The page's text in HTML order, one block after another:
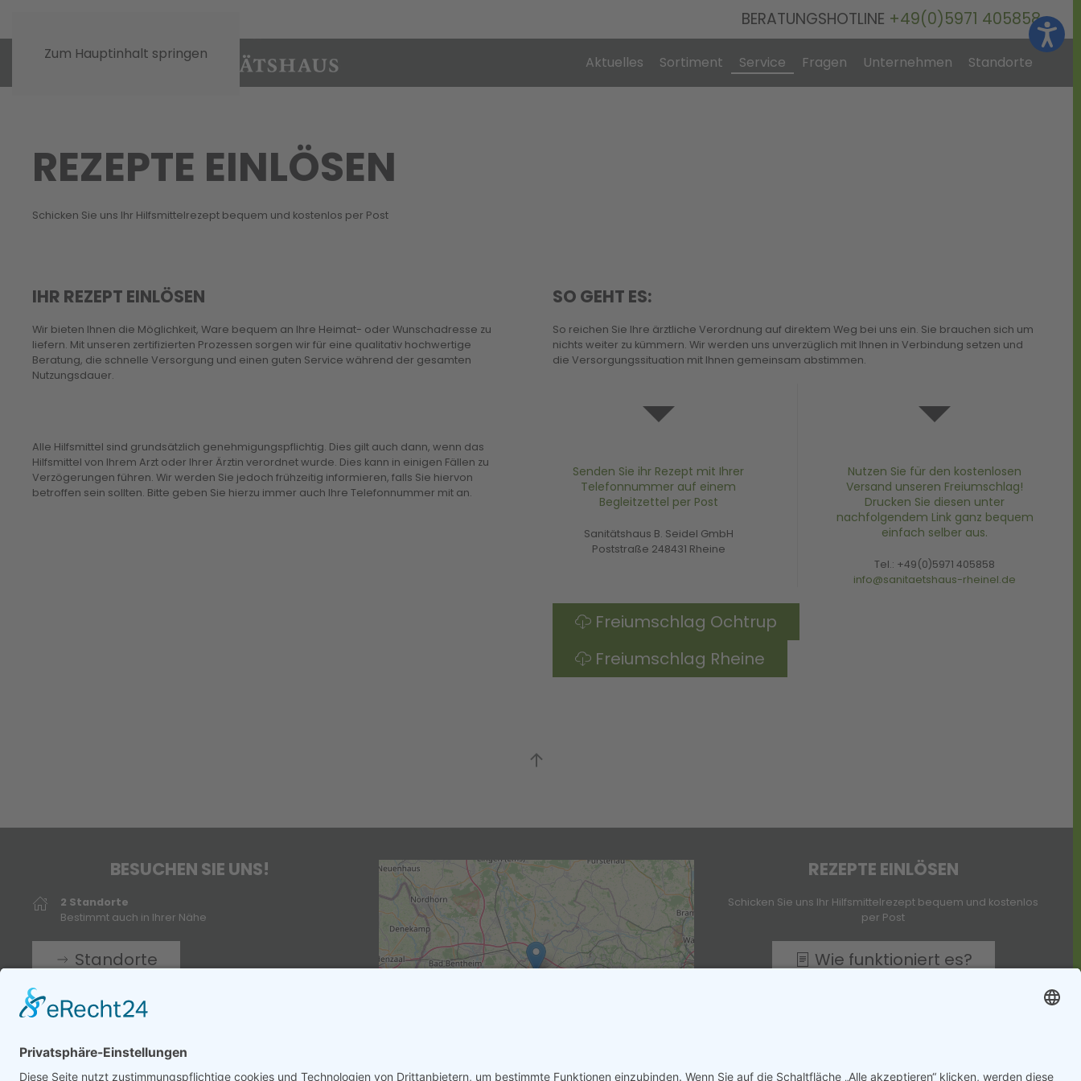
Zum Hauptinhalt springen
BERATUNGSHOTLINE +49(0)5971 405858
Aktuelles Sortiment Service Fragen Unternehmen Standorte
REZEPTE EINLÖSEN
Schicken Sie uns Ihr Hilfsmittelrezept bequem und kostenlos per Post
IHR REZEPT EINLÖSEN
Wir bieten Ihnen die Möglichkeit, Ware bequem an Ihre Heimat- oder Wunschadresse zu
liefern. Mit unseren zertifizierten Prozessen sorgen wir für eine qualitativ hochwertige
Beratung, die schnelle Versorgung und einen guten Service während der gesamten
Nutzungsdauer.
Alle Hilfsmittel sind grundsätzlich genehmigungspflichtig. Dies gilt auch dann, wenn das
Hilfsmittel von Ihrem Arzt oder Ihrer Ärztin verordnet wurde. Dies kann in einigen Fällen zu
Verzögerungen führen. Wir werden Sie jedoch frühzeitig informieren, falls Sie hiervon
betroffen sein sollten. Bitte geben Sie hierzu immer auch Ihre Telefonnummer mit an.
SO GEHT ES:
So reichen Sie Ihre ärztliche Verordnung auf direktem Weg bei uns ein. Sie brauchen sich um
nichts weiter zu kümmern. Wir werden uns unverzüglich mit Ihnen in Verbindung setzen und
die Versorgungssituation mit Ihnen gemeinsam abstimmen.
Senden Sie ihr Rezept mit Ihrer
Telefonnummer auf einem
Begleitzettel per Post
Sanitätshaus B. Seidel GmbH
Poststraße 248431 Rheine
Nutzen Sie für den kostenlosen
Versand unseren Freiumschlag!
Drucken Sie diesen unter
nachfolgendem Link ganz bequem
einfach selber aus.
Tel.: +49(0)5971 405858
info@sanitaetshaus-rheinel.de
Freiumschlag Ochtrup
Freiumschlag Rheine
BESUCHEN SIE UNS!
2 Standorte
Bestimmt auch in Ihrer Nähe
Standorte
mail info@sanitaetshaus-rheine.de
instagrammSEIDEL
REZEPTE EINLÖSEN
Schicken Sie uns Ihr Hilfsmittelrezept bequem und kostenlos
per Post
Wie funktioniert es?